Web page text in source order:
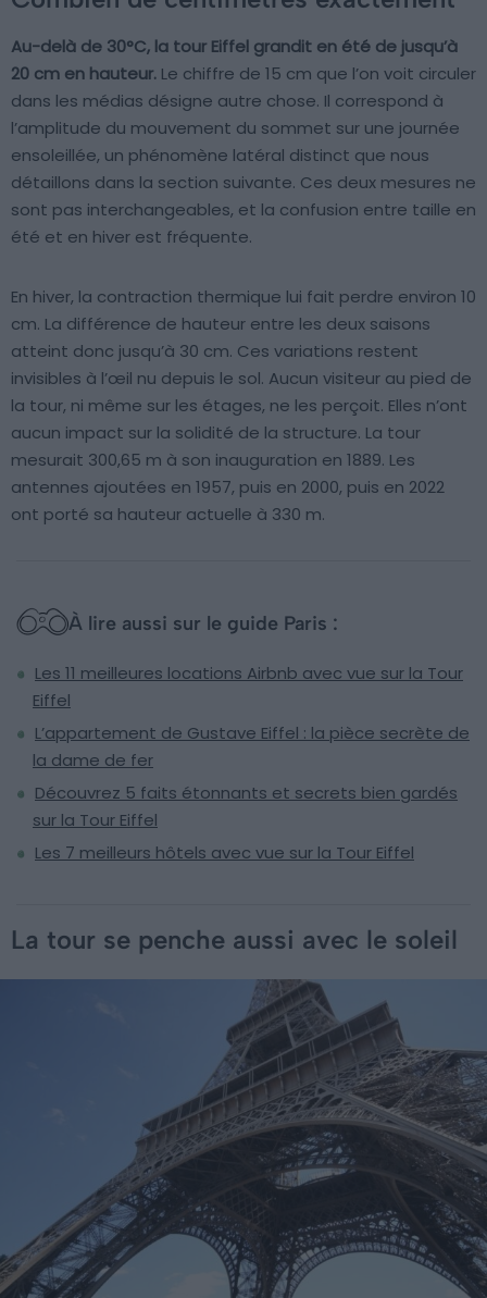
Au-delà de 30°C, la tour Eiffel grandit en été de jusqu’à
20 cm en hauteur. Le chiffre de 15 cm que l’on voit circuler
dans les médias désigne autre chose. Il correspond à
l’amplitude du mouvement du sommet sur une journée
ensoleillée, un phénomène latéral distinct que nous
détaillons dans la section suivante. Ces deux mesures ne
sont pas interchangeables, et la confusion entre taille en
été et en hiver est fréquente.
En hiver, la contraction thermique lui fait perdre environ 10
cm. La différence de hauteur entre les deux saisons
atteint donc jusqu’à 30 cm. Ces variations restent
invisibles à l’œil nu depuis le sol. Aucun visiteur au pied de
la tour, ni même sur les étages, ne les perçoit. Elles n’ont
aucun impact sur la solidité de la structure. La tour
mesurait 300,65 m à son inauguration en 1889. Les
antennes ajoutées en 1957, puis en 2000, puis en 2022
ont porté sa hauteur actuelle à 330 m.
À lire aussi sur le guide Paris :
Les 11 meilleures locations Airbnb avec vue sur la Tour
Eiffel
L’appartement de Gustave Eiffel : la pièce secrète de
la dame de fer
Découvrez 5 faits étonnants et secrets bien gardés
sur la Tour Eiffel
Les 7 meilleurs hôtels avec vue sur la Tour Eiffel
La tour se penche aussi avec le soleil